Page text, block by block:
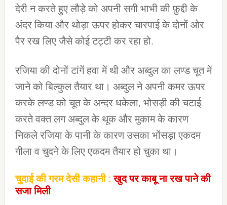
देरी न करते हुए लौड़े को अपनी सगी भाभी की फ़ुद्दी के
अंदर किया और थोड़ा ऊपर होकर चारपाई के दोनों ओर
पैर रख लिए जैसे कोई टट्टी कर रहा हो.
रजिया की दोनों टांगें हवा में थी और अब्दुल का लण्ड चूत में
जाने को बिल्कुल तैयार था। अब्दुल ने अपनी कमर ऊपर
करके लण्ड को चूत के अन्दर धकेला, भोसड़ी की चटाई
करते वक्त लग अब्दुल के थूक और मुकाम के कारण
निकले रजिया के पानी के कारण उसका भोंसड़ा एकदम
गीला व चुदने के लिए एकदम तैयार हो चुका था।
चुदाई की गरम देसी कहानी : खुद पर काबू ना रख पाने की
सजा मिली